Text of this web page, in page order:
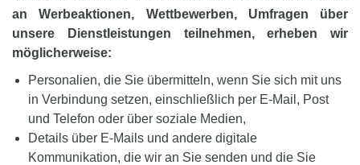
an Werbeaktionen, Wettbewerben, Umfragen über
unsere Dienstleistungen teilnehmen, erheben wir
möglicherweise:
Personalien, die Sie übermitteln, wenn Sie sich mit uns
in Verbindung setzen, einschließlich per E-Mail, Post
und Telefon oder über soziale Medien,
Details über E-Mails und andere digitale
Kommunikation, die wir an Sie senden und die Sie